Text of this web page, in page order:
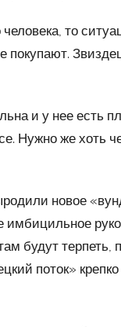
то
покупают.
и у нее есть
Нужно же хоть
новое
будут терпеть,
поток»